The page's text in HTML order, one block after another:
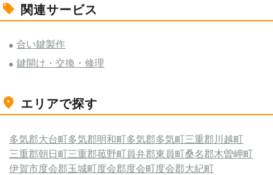
関連サービス
合い鍵製作
鍵開け・交換・修理
エリアで探す
多気郡大台町多気郡明和町多気郡多気町三重郡川越町
三重郡朝日町三重郡菰野町員弁郡東員町桑名郡木曽岬町
伊賀市度会郡玉城町度会郡度会町度会郡大紀町